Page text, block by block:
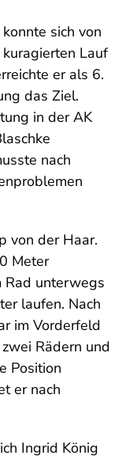
sich von
Lauf
er als 6.
das Ziel.
in der AK
nach
von der Haar.
Meter
Rad unterwegs
laufen. Nach
im Vorderfeld
Rädern und
Position
er nach
Ingrid König